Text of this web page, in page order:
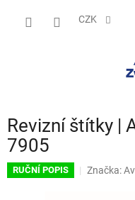
CZK
Revizní štítky |
7905
RUČNÍ POPIS Značka: